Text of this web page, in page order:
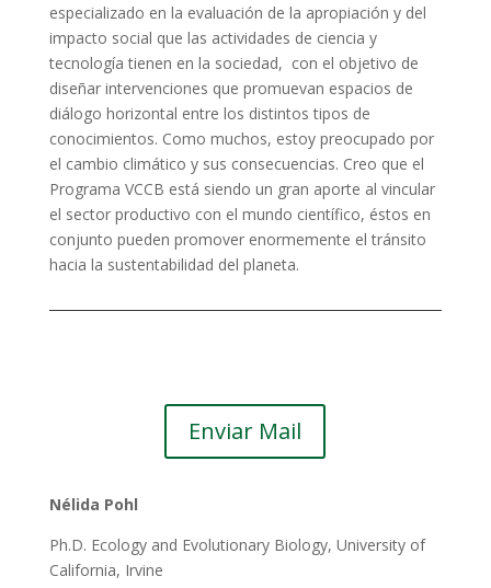
especializado en la evaluación de la apropiación y del
impacto social que las actividades de ciencia y
tecnología tienen en la sociedad, con el objetivo de
diseñar intervenciones que promuevan espacios de
diálogo horizontal entre los distintos tipos de
conocimientos. Como muchos, estoy preocupado por
el cambio climático y sus consecuencias. Creo que el
Programa VCCB está siendo un gran aporte al vincular
el sector productivo con el mundo científico, éstos en
conjunto pueden promover enormemente el tránsito
hacia la sustentabilidad del planeta.
Enviar Mail
Nélida Pohl
Ph.D. Ecology and Evolutionary Biology, University of
California, Irvine